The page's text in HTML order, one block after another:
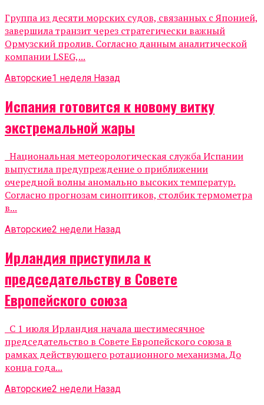
Группа из десяти морских судов, связанных с Японией,
завершила транзит через стратегически важный
Ормузский пролив. Согласно данным аналитической
компании LSEG,...
Авторские1 неделя Назад
Испания готовится к новому витку
экстремальной жары
Национальная метеорологическая служба Испании
выпустила предупреждение о приближении
очередной волны аномально высоких температур.
Согласно прогнозам синоптиков, столбик термометра
в...
Авторские2 недели Назад
Ирландия приступила к
председательству в Совете
Европейского союза
С 1 июля Ирландия начала шестимесячное
председательство в Совете Европейского союза в
рамках действующего ротационного механизма. До
конца года...
Авторские2 недели Назад